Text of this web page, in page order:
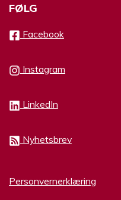
FØLG
Facebook
Instagram
LinkedIn
Nyhetsbrev
Personvernerklæring